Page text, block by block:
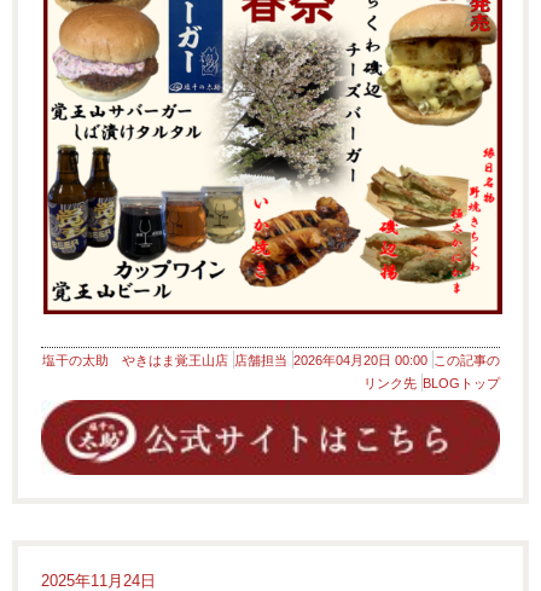
塩干の太助 やきはま覚王山店 店舗担当 2026年04月20日 00:00 この記事の
リンク先 BLOGトップ
2025年11月24日